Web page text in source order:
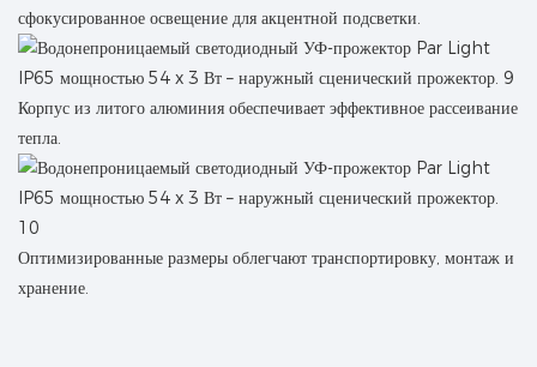
сфокусированное освещение для акцентной подсветки.
Корпус из литого алюминия обеспечивает эффективное рассеивание
тепла.
Оптимизированные размеры облегчают транспортировку, монтаж и
хранение.